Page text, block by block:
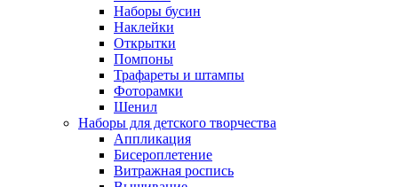
Наборы бусин
Наклейки
Открытки
Помпоны
Трафареты и штампы
Фоторамки
Шенил
Наборы для детского творчества
Аппликация
Бисероплетение
Витражная роспись